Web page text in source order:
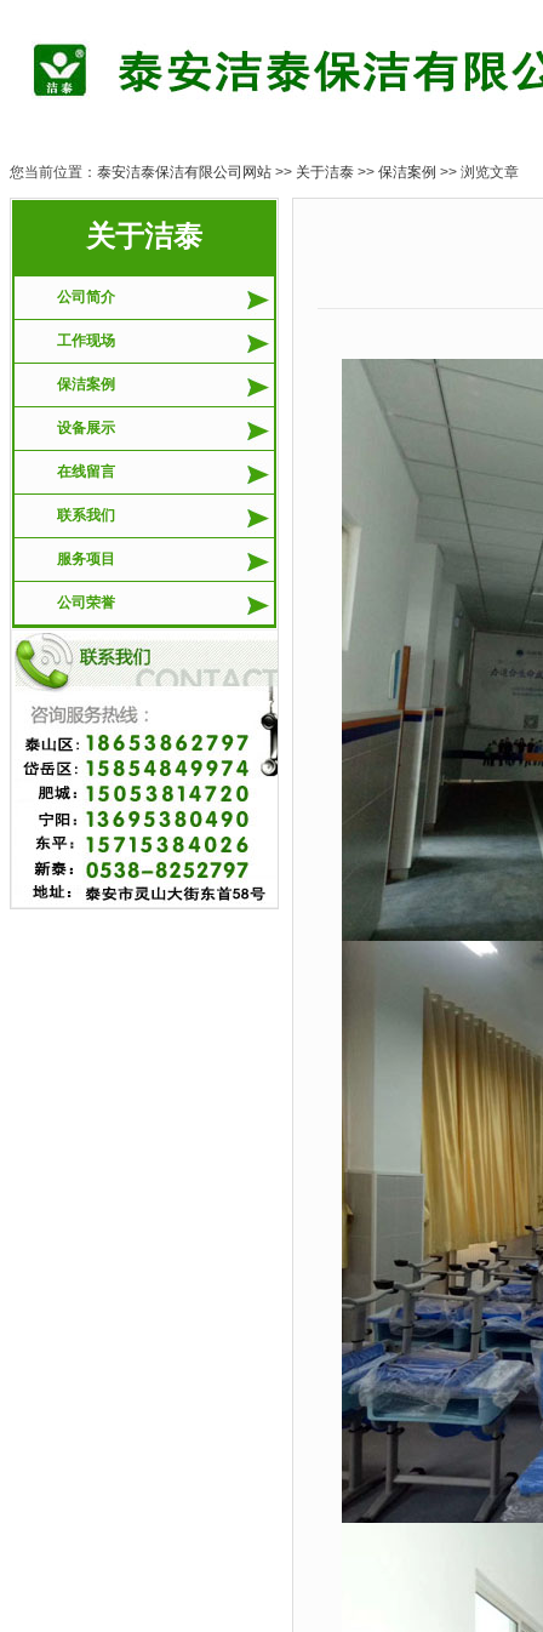
您当前位置： 泰安洁泰保洁有限公司网站>> 关于洁泰>> 保洁案例 >> 浏览文章
关于洁泰
公司简介
工作现场
保洁案例
设备展示
在线留言
联系我们
服务项目
公司荣誉